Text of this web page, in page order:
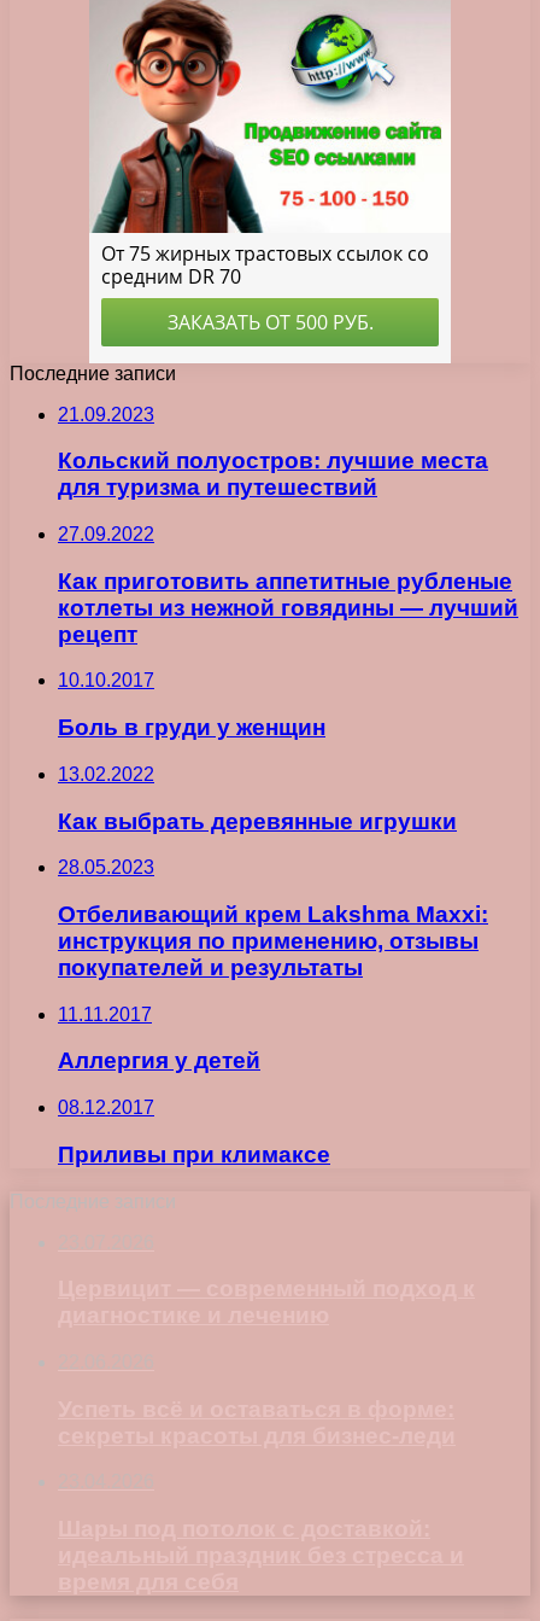
Последние записи
21.09.2023
Кольский полуостров: лучшие места
для туризма и путешествий
27.09.2022
Как приготовить аппетитные рубленые
котлеты из нежной говядины — лучший
рецепт
10.10.2017
Боль в груди у женщин
13.02.2022
Как выбрать деревянные игрушки
28.05.2023
Отбеливающий крем Lakshma Maxxi:
инструкция по применению, отзывы
покупателей и результаты
11.11.2017
Аллергия у детей
08.12.2017
Приливы при климаксе
Последние записи